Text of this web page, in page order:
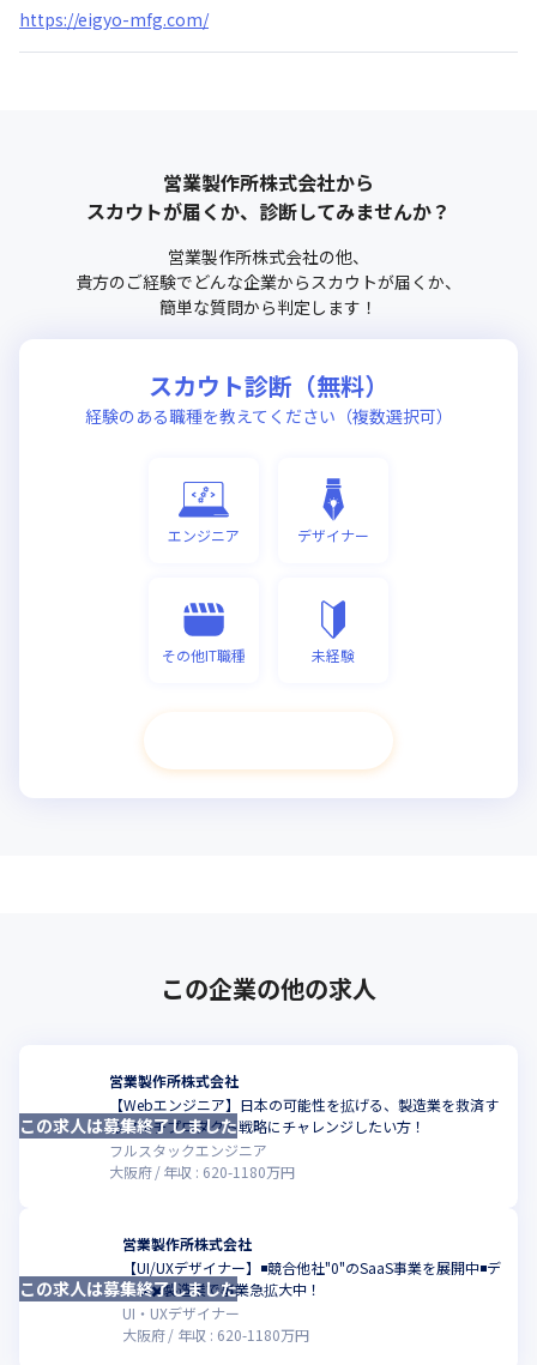
https://eigyo-mfg.com/
営業製作所株式会社から
スカウトが届くか、診断してみませんか？
営業製作所株式会社の他、
貴方のご経験でどんな企業からスカウトが届くか、
簡単な質問から判定します！
スカウト診断（無料）
経験のある職種を教えてください（複数選択可）
エンジニア デザイナー
その他IT職種 未経験
この企業の他の求人
営業製作所株式会社
【Webエンジニア】日本の可能性を拡げる、製造業を救済す
るマルチプロダクト戦略にチャレンジしたい方！
フルスタックエンジニア
大阪府
年収 : 620-1180万円
この求人は募集終了しました
営業製作所株式会社
【UI/UXデザイナー】◾️競合他社"0"のSaaS事業を展開中◾️デ
ータ✖️製造業で事業急拡大中！
UI・UXデザイナー
大阪府
年収 : 620-1180万円
この求人は募集終了しました